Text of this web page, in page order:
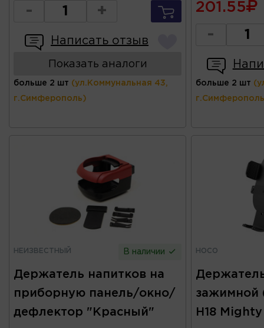
- +
Написать отзыв
Показать аналоги
больше 2 шт (ул.Коммунальная 43,
г.Симферополь)
201.55
-
больше 2 шт
НЕИЗВЕСТНЫЙ В наличии
Держатель напитков на
приборную панель/окно/
дефлектор "Красный"
HOCO
зажимной
H18